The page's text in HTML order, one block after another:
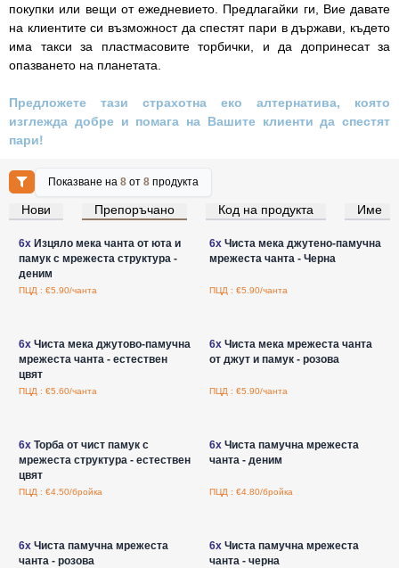
покупки или вещи от ежедневието. Предлагайки ги, Вие давате
на клиентите си възможност да спестят пари в държави, където
има такси за пластмасовите торбички, и да допринесат за
опазването на планетата.
Предложете тази страхотна еко алтернатива, която
изглежда добре и помага на Вашите клиенти да спестят
пари!
Показване на8 от8 продукта
Нови Препоръчано Код на продукта Име
Влезте за цени на едро
6xИзцяло мека чанта от юта и
памук с мрежеста структура -
деним
ПЦД : €5.90/чанта
Влезте за цени на едро
6xЧиста мека джутено-памучна
мрежеста чанта - Черна
ПЦД : €5.90/чанта
6xЧиста мека джутово-памучна
мрежеста чанта - естествен
цвят
ПЦД : €5.60/чанта
6xЧиста мека мрежеста чанта
от джут и памук - розова
ПЦД : €5.90/чанта
6xТорба от чист памук с
мрежеста структура - естествен
цвят
ПЦД : €4.50/бройка
6xЧиста памучна мрежеста
чанта - деним
ПЦД : €4.80/бройка
6xЧиста памучна мрежеста
чанта - розова
6xЧиста памучна мрежеста
чанта - черна